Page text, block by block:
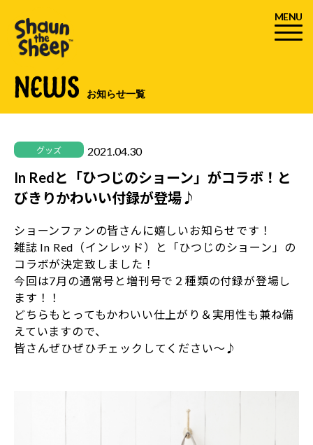
MENU
NEWS お知らせ一覧
グッズ 2021.04.30
In Redと「ひつじのショーン」がコラボ！と
びきりかわいい付録が登場♪
ショーンファンの皆さんに嬉しいお知らせです！
雑誌 In Red（インレッド）と「ひつじのショーン」の
コラボが決定致しました！
今回は7月の通常号と増刊号で２種類の付録が登場し
ます！！
どちらもとってもかわいい仕上がり＆実用性も兼ね備
えていますので、
皆さんぜひぜひチェックしてください～♪